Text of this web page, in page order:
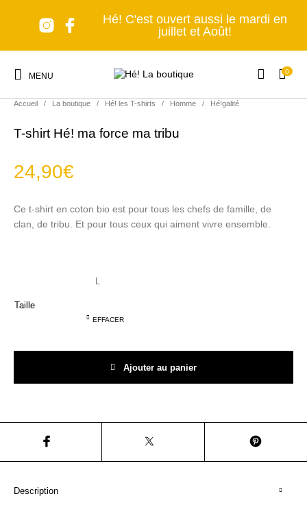
Hé! C'est ouvert aussi le mardi en
juillet et Août!
MENU 0
Hé! les T-shirts
Accueil / La boutique / Hé! les T-shirts / Homme / Hé!galité
T-shirt Hé! ma force ma tribu
24,90€
Ce t-shirt en coton bio est pour tous les chefs de famille, de
clan, de tribu. Et pour tous ceux qui aiment vivre ensemble.
Taille
EFFACER
Ajouter au panier
Description